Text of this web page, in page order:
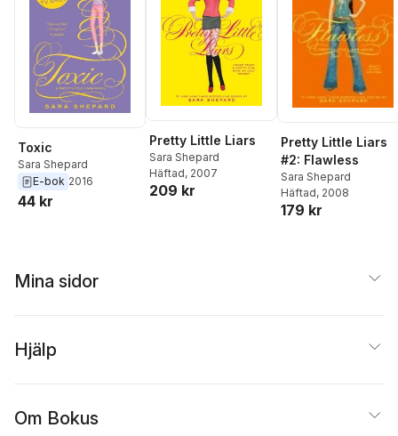
Toxic
Sara Shepard
E-bok 2016
44 kr
Pretty Little Liars
Sara Shepard
Häftad, 2007
209 kr
Pretty Little Liars
#2: Flawless
Sara Shepard
Häftad, 2008
179 kr
Mina sidor
Hjälp
Om Bokus